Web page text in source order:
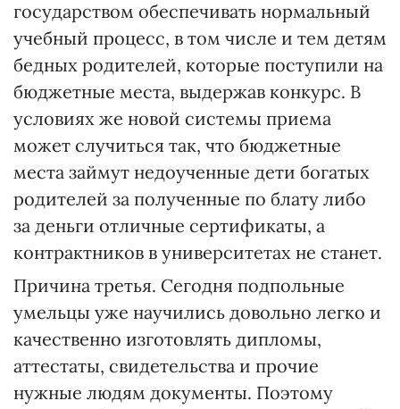
государством обеспечивать нормальный
учебный процесс, в том числе и тем детям
бедных родителей, которые поступили на
бюджетные места, выдержав конкурс. В
условиях же новой системы приема
может случиться так, что бюджетные
места займут недоученные дети богатых
родителей за полученные по блату либо
за деньги отличные сертификаты, а
контрактников в университетах не станет.
Причина третья. Сегодня подпольные
умельцы уже научились довольно легко и
качественно изготовлять дипломы,
аттестаты, свидетельства и прочие
нужные людям документы. Поэтому